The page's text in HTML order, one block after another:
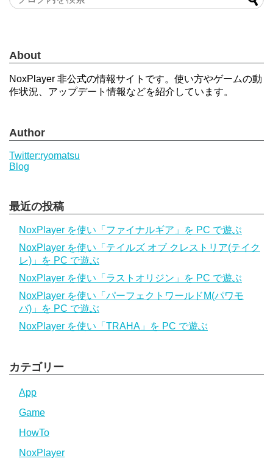
About
NoxPlayer 非公式の情報サイトです。使い方やゲームの動
作状況、アップデート情報などを紹介しています。
Author
Twitter:ryomatsu
Blog
最近の投稿
NoxPlayer を使い「ファイナルギア」を PC で遊ぶ
NoxPlayer を使い「テイルズ オブ クレストリア(テイク
レ)」を PC で遊ぶ
NoxPlayer を使い「ラストオリジン」を PC で遊ぶ
NoxPlayer を使い「パーフェクトワールドM(パワモ
バ)」を PC で遊ぶ
NoxPlayer を使い「TRAHA」を PC で遊ぶ
カテゴリー
App
Game
HowTo
NoxPlayer